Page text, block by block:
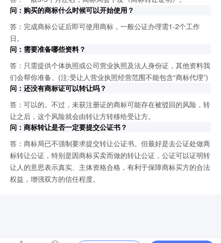
问：购买的商标什么时候可以开始使用？
答：完成商标公证后即可使用商标，一般公证办理需1-2个工作
日。
问：需要准备哪些资料？
答：只需提供个体执照或公司营业执照及法人身份证，其他资料我
们会帮你准备。(注:受让人营业执照经营范围不能包含“商标代理”)
问：还没有商标证可以转让吗？
答：可以的。不过，未获注册证的商标可能存在被驳回的风险，转
让之后，这个风险就会由转让方转移给受让方。
问：商标转让是否一定要提交公证书？
答：商标局已不强制要求提交转让公证书。但最好是去公证处做商
标转让公证，特别是因商标买卖而做的转让公证，公证可以证明转
让人的意思表示真实、主体资格合格，有利于保障商标买方的合法
权益，增强双方的信任程度。